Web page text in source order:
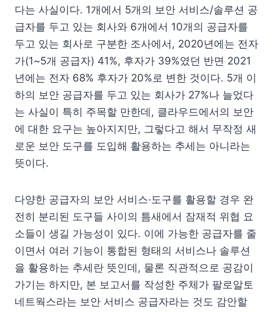
다는 사실이다. 1개에서 5개의 보안 서비스/솔루션 공
급자를 두고 있는 회사와 6개에서 10개의 공급자를
두고 있는 회사로 구분한 조사에서, 2020년에는 전자
가(1~5개 공급자) 41%, 후자가 39%였던 반면 2021
년에는 전자 68% 후자가 20%로 변한 것이다. 5개 이
하의 보안 공급자를 두고 있는 회사가 27%나 늘었다
는 사실이 특히 주목할 만한데, 클라우드에서의 보안
에 대한 요구는 높아지지만, 그렇다고 해서 무작정 새
로운 보안 도구를 도입해 활용하는 추세는 아니라는
뜻이다.
다양한 공급자의 보안 서비스·도구를 활용할 경우 완
전히 분리된 도구들 사이의 틈새에서 잠재적 위협 요
소들이 생길 가능성이 있다. 이에 가능한 공급자를 줄
이면서 여러 기능이 통합된 형태의 서비스나 솔루션
을 활용하는 추세란 뜻인데, 물론 직관적으로 공감이
가기는 하지만, 본 보고서를 작성한 주체가 팔로알토
네트웍스라는 보안 서비스 공급자라는 것도 감안할